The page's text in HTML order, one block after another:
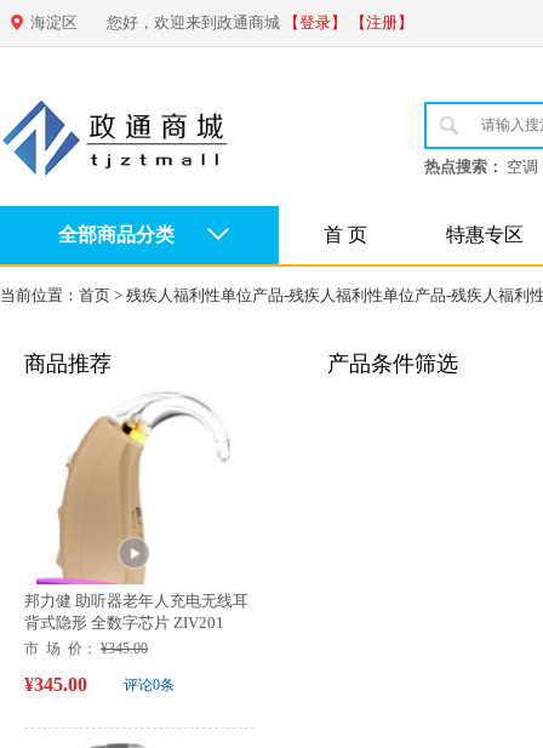
海淀区 您好，欢迎来到政通商城 【登录】 【注册】
热点搜索： 空调
全部商品分类 首 页 特惠专区
当前位置： 首页 > 残疾人福利性单位产品-残疾人福利性单位产品-残疾人福利
商品推荐
邦力健 助听器老年人充电无线耳
背式隐形 全数字芯片 ZIV201
市 场 价： ¥345.00
评论0条
¥345.00
产品条件筛选